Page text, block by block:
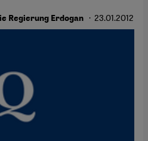
Regierung Erdogan · 23.01.2012